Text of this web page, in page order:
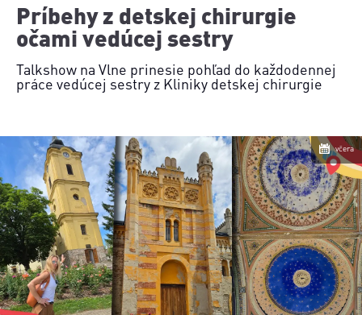
Príbehy z detskej chirurgie
očami vedúcej sestry
Talkshow na Vlne prinesie pohľad do každodennej
práce vedúcej sestry z Kliniky detskej chirurgie
včera